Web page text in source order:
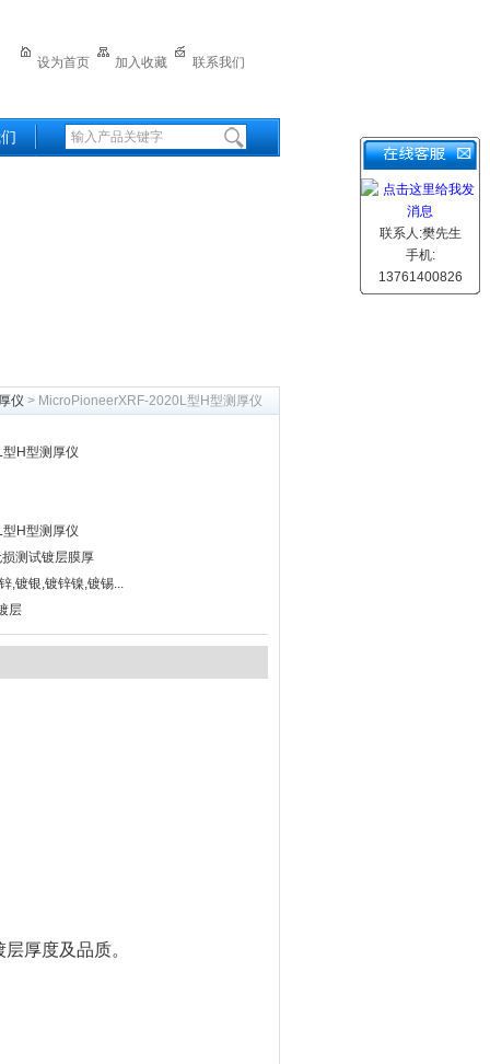
设为首页 加入收藏 联系我们
仪 > MicroPioneerXRF-2020L型H型测厚仪
H型测厚仪
H型测厚仪
测试镀层膜厚
,镀银,镀锌镍,镀锡...
层
厚度及品质。
联系人:樊先生
手机:
13761400826